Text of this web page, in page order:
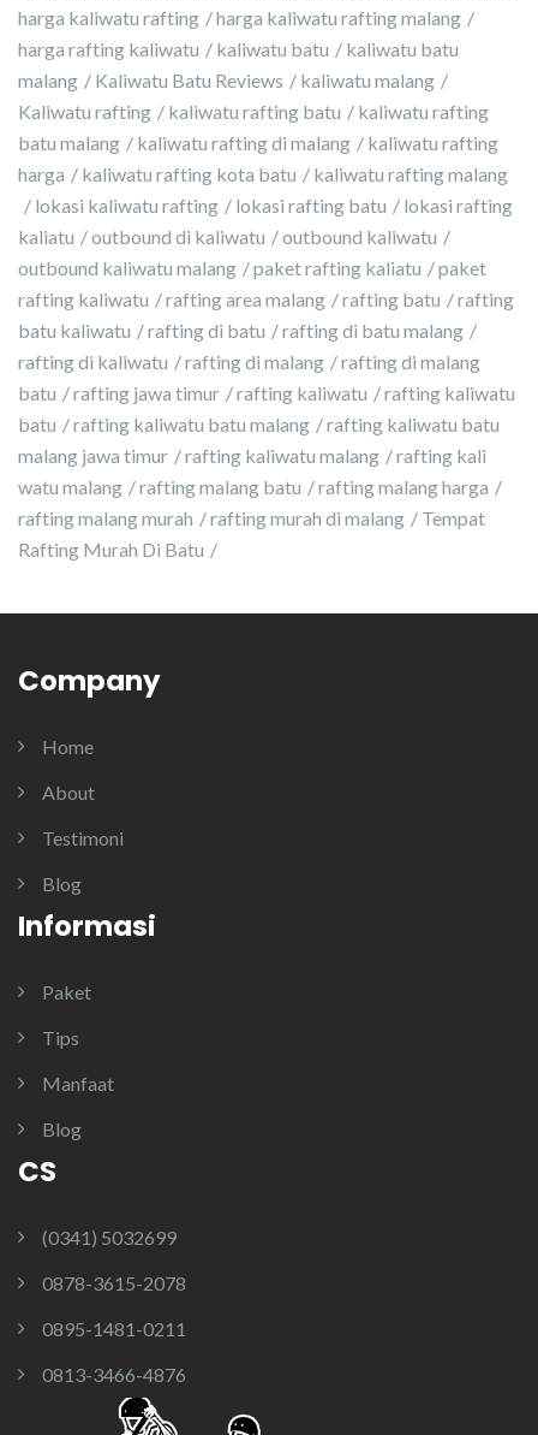
harga kaliwatu rafting
harga kaliwatu rafting malang
harga rafting kaliwatu
kaliwatu batu
kaliwatu batu
malang
Kaliwatu Batu Reviews
kaliwatu malang
Kaliwatu rafting
kaliwatu rafting batu
kaliwatu rafting
batu malang
kaliwatu rafting di malang
kaliwatu rafting
harga
kaliwatu rafting kota batu
kaliwatu rafting malang
lokasi kaliwatu rafting
lokasi rafting batu
lokasi rafting
kaliatu
outbound di kaliwatu
outbound kaliwatu
outbound kaliwatu malang
paket rafting kaliatu
paket
rafting kaliwatu
rafting area malang rafting batu
rafting
batu kaliwatu
rafting di batu
rafting di batu malang
rafting di kaliwatu
rafting di malang
rafting di malang
batu
rafting jawa timur rafting kaliwatu
rafting kaliwatu
batu
rafting kaliwatu batu malang
rafting kaliwatu batu
malang jawa timur
rafting kaliwatu malang
rafting kali
watu malang
rafting malang batu
rafting malang harga
rafting malang murah
rafting murah di malang
Tempat
Rafting Murah Di Batu
Company
Home
About
Testimoni
Blog
Informasi
Paket
Tips
Manfaat
Blog
CS
(0341) 5032699
0878-3615-2078
0895-1481-0211
0813-3466-4876